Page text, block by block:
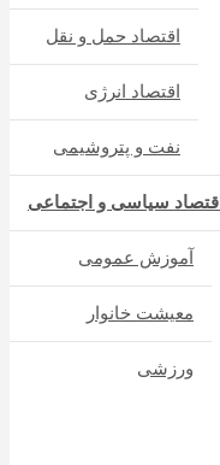
اقتصاد حمل و نقل
اقتصاد انرژی
نفت و پتروشیمی
اقتصاد سیاسی و اجتماعی
آموزش عمومی
معیشت خانوار
ورزشی